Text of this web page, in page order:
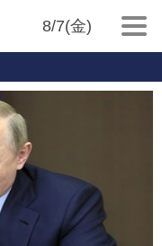
8/7(金)